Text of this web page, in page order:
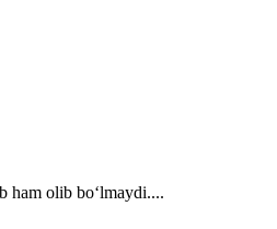
ham olib bo‘lmaydi....